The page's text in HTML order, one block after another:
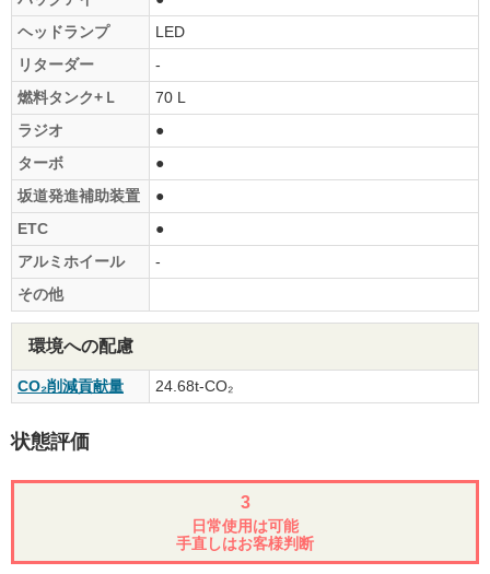
ヘッドランプ
LED
リターダー
-
燃料タンク+Ｌ
70 L
ラジオ
●
ターボ
●
坂道発進補助装置
●
ETC
●
アルミホイール
-
その他
環境への配慮
CO₂削減貢献量 24.68t-CO₂
状態評価
3
日常使用は可能
手直しはお客様判断